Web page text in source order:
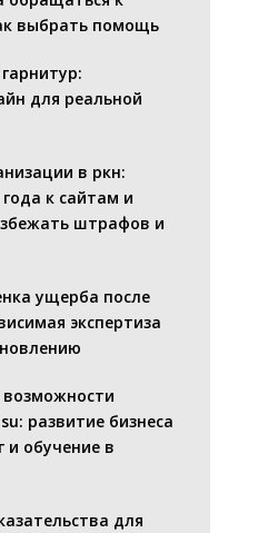
выбрать помощь
для реальной
в ркн:
к сайтам и
штрафов и
ущерба после
экспертиза
развитие бизнеса
и обучение в
для